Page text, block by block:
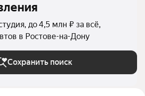
до 4,5 млн ₽ за всё,
в Ростове-на-Дону
Сохранить поиск